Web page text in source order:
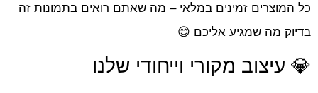
כל המוצרים זמינים במלאי – מה שאתם רואים בתמונות זה
בדיוק מה שמגיע אליכם 😊
💎 עיצוב מקורי וייחודי שלנו